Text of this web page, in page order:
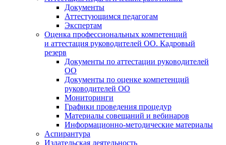
Документы
Аттестующимся педагогам
Экспертам
Оценка профессиональных компетенций
и аттестация руководителей ОО. Кадровый
резерв
Документы по аттестации руководителей
ОО
Документы по оценке компетенций
руководителей ОО
Мониторинги
Графики проведения процедур
Материалы совещаний и вебинаров
Информационно-методические материалы
Аспирантура
Издательская деятельность